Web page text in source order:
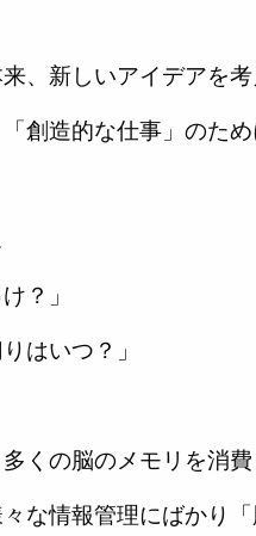
、新しいアイデアを
創造的な仕事」のため
？」
はいつ？」
くの脳のメモリを消費
な情報管理にばかり「